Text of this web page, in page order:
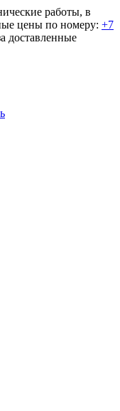
работы, в
цены по номеру: +7
доставленные